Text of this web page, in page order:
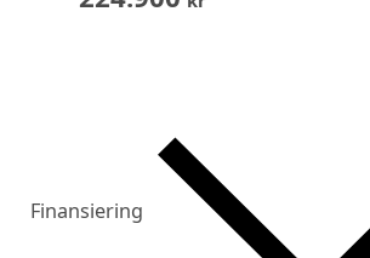
Finansiering